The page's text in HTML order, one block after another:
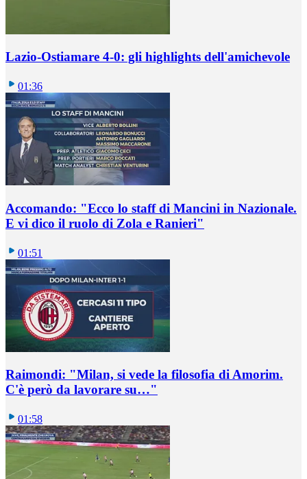
Lazio-Ostiamare 4-0: gli highlights dell'amichevole
01:36
Accomando: "Ecco lo staff di Mancini in Nazionale.
E vi dico il ruolo di Zola e Ranieri"
01:51
Raimondi: "Milan, si vede la filosofia di Amorim.
C'è però da lavorare su…"
01:58